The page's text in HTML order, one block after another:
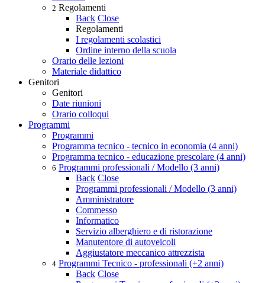
2 Regolamenti
Back Close
Regolamenti
I regolamenti scolastici
Ordine interno della scuola
Orario delle lezioni
Materiale didattico
Genitori
Genitori
Date riunioni
Orario colloqui
Programmi
Programmi
Programma tecnico - tecnico in economia (4 anni)
Programma tecnico - educazione prescolare (4 anni)
6 Programmi professionali / Modello (3 anni)
Back Close
Programmi professionali / Modello (3 anni)
Amministratore
Commesso
Informatico
Servizio alberghiero e di ristorazione
Manutentore di autoveicoli
Aggiustatore meccanico attrezzista
4 Programmi Tecnico - professionali (+2 anni)
Back Close